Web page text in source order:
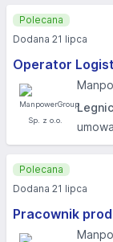
Operator
Polecana
Dodana 21 lipca
Pracownik
Polecana
Dodana 21 lipca